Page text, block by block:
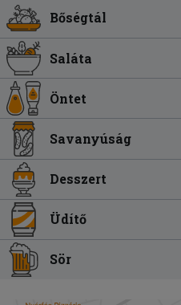
Bőségtál
Saláta
Öntet
Savanyúság
Desszert
Üdítő
Sör